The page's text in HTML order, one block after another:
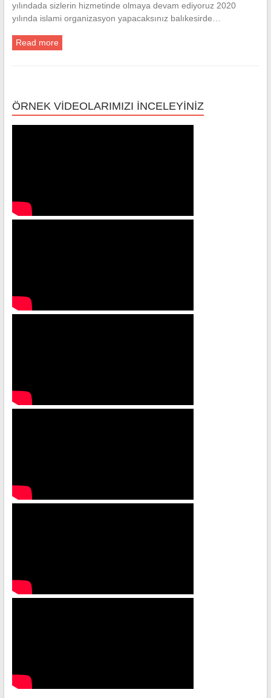
yılındada sizlerin hizmetinde olmaya devam ediyoruz 2020
yılında islami organizasyon yapacaksınız balıkesirde…
Read more
ÖRNEK VİDEOLARIMIZI İNCELEYİNİZ